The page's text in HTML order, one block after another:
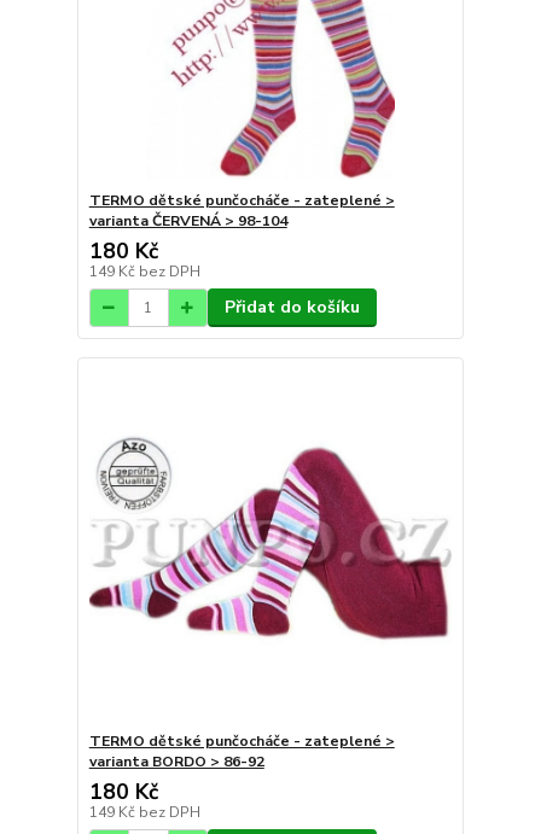
TERMO dětské punčocháče - zateplené >
varianta ČERVENÁ > 98-104
180 Kč
149 Kč bez DPH
Přidat do košíku
TERMO dětské punčocháče - zateplené >
varianta BORDO > 86-92
180 Kč
149 Kč bez DPH